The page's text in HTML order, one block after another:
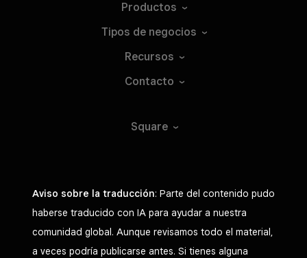
Productos
Tipos de negocios
Recursos
Contacto
Square
Aviso sobre la traducción: Parte del contenido pudo
haberse traducido con IA para ayudar a nuestra
comunidad global. Aunque revisamos todo el material,
a veces podría publicarse antes. Si tienes alguna